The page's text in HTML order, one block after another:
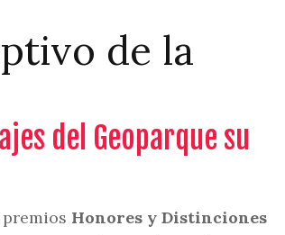
de la
del Geoparque su
Honores y Distinciones